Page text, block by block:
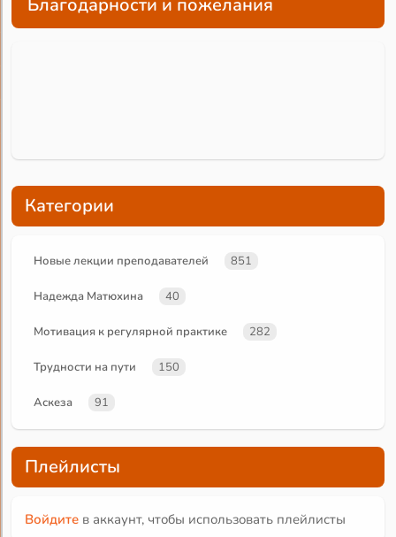
Благодарности и пожелания
Категории
Новые лекции преподавателей 851
Надежда Матюхина 40
Мотивация к регулярной практике 282
Трудности на пути 150
Аскеза 91
Плейлисты
Войдите в аккаунт, чтобы использовать плейлисты